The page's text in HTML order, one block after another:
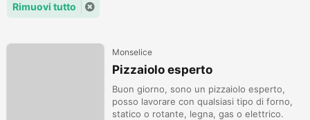
Rimuovi tutto
Monselice
Pizzaiolo esperto
Buon giorno, sono un pizzaiolo esperto,
posso lavorare con qualsiasi tipo di forno,
statico o rotante, legna, gas o elettrico.